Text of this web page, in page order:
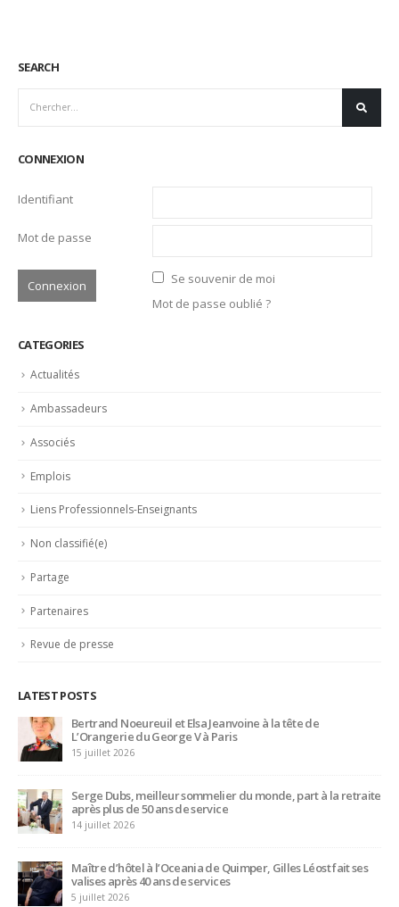
SEARCH
CONNEXION
Identifiant
Mot de passe
Se souvenir de moi
Mot de passe oublié ?
CATEGORIES
Actualités
Ambassadeurs
Associés
Emplois
Liens Professionnels-Enseignants
Non classifié(e)
Partage
Partenaires
Revue de presse
LATEST POSTS
Bertrand Noeureuil et Elsa Jeanvoine à la tête de
L’Orangerie du George V à Paris
15 juillet 2026
Serge Dubs, meilleur sommelier du monde, part à la retraite
après plus de 50 ans de service
14 juillet 2026
Maître d’hôtel à l’Oceania de Quimper, Gilles Léost fait ses
valises après 40 ans de services
5 juillet 2026